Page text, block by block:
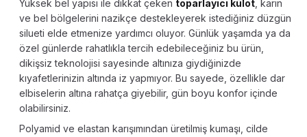
Yüksek bel yapısı ile dikkat çeken toparlayıcı külot , karın
ve bel bölgelerini nazikçe destekleyerek istediğiniz düzgün
silueti elde etmenize yardımcı oluyor. Günlük yaşamda ya da
özel günlerde rahatlıkla tercih edebileceğiniz bu ürün,
dikişsiz teknolojisi sayesinde altınıza giydiğinizde
kıyafetlerinizin altında iz yapmıyor. Bu sayede, özellikle dar
elbiselerin altına rahatça giyebilir, gün boyu konfor içinde
olabilirsiniz.
Polyamid ve elastan karışımından üretilmiş kumaşı, cilde